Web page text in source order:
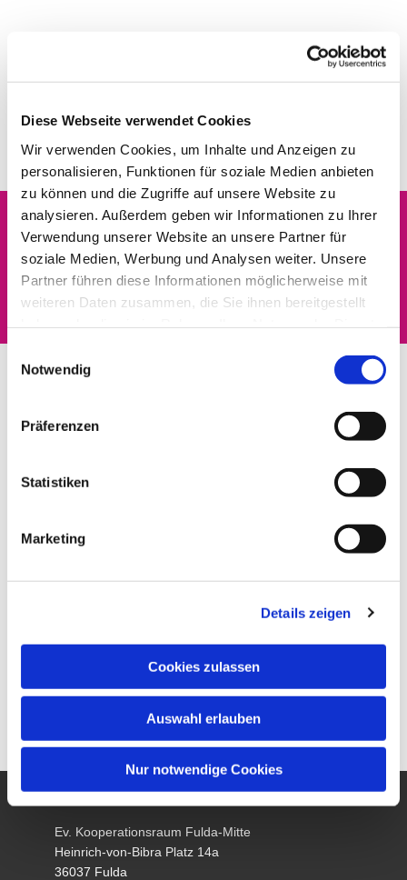
Diese Webseite verwendet Cookies
Wir verwenden Cookies, um Inhalte und Anzeigen zu
personalisieren, Funktionen für soziale Medien anbieten
zu können und die Zugriffe auf unsere Website zu
analysieren. Außerdem geben wir Informationen zu Ihrer
Verwendung unserer Website an unsere Partner für
soziale Medien, Werbung und Analysen weiter. Unsere
Partner führen diese Informationen möglicherweise mit
weiteren Daten zusammen, die Sie ihnen bereitgestellt
Notwendig
Präferenzen
Statistiken
Marketing
Details zeigen
Cookies zulassen
Auswahl erlauben
Nur notwendige Cookies
Dies könnte Sie auch
interessieren
Ev. Kooperationsraum Fulda-Mitte
Heinrich-von-Bibra Platz 14a
36037 Fulda